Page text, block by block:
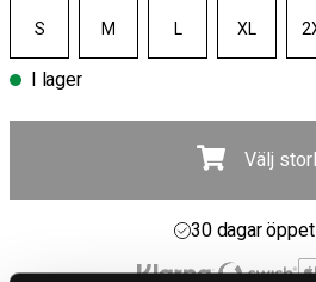
S M L XL
I lager
Välj
Fri frakt över
30 dagar
Leverans 1-3